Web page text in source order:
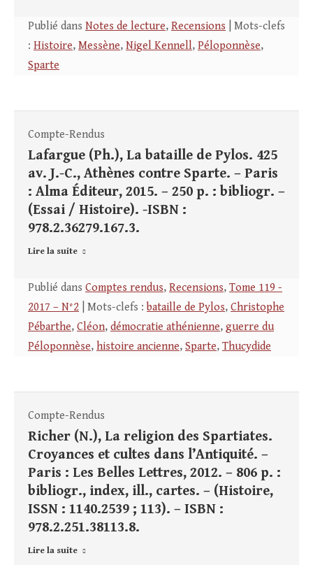
Publié dans Notes de lecture, Recensions | Mots-clefs
: Histoire, Messène, Nigel Kennell, Péloponnèse,
Sparte
Compte-Rendus
Lafargue (Ph.), La bataille de Pylos. 425
av. J.-C., Athènes contre Sparte. – Paris
: Alma Éditeur, 2015. – 250 p. : bibliogr. –
(Essai / Histoire). -ISBN :
978.2.36279.167.3.
Lire la suite
Publié dans Comptes rendus, Recensions, Tome 119 -
2017 – N°2 | Mots-clefs : bataille de Pylos, Christophe
Pébarthe, Cléon, démocratie athénienne, guerre du
Péloponnèse, histoire ancienne, Sparte, Thucydide
Compte-Rendus
Richer (N.), La religion des Spartiates.
Croyances et cultes dans l’Antiquité. –
Paris : Les Belles Lettres, 2012. – 806 p. :
bibliogr., index, ill., cartes. – (Histoire,
ISSN : 1140.2539 ; 113). – ISBN :
978.2.251.38113.8.
Lire la suite